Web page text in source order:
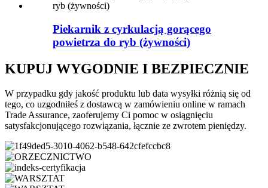
Piekarnik z cyrkulacją gorącego
powietrza do ryb (żywności)
KUPUJ WYGODNIE I BEZPIECZNIE
W przypadku gdy jakość produktu lub data wysyłki różnią się od
tego, co uzgodniłeś z dostawcą w zamówieniu online w ramach
Trade Assurance, zaoferujemy Ci pomoc w osiągnięciu
satysfakcjonującego rozwiązania, łącznie ze zwrotem pieniędzy.